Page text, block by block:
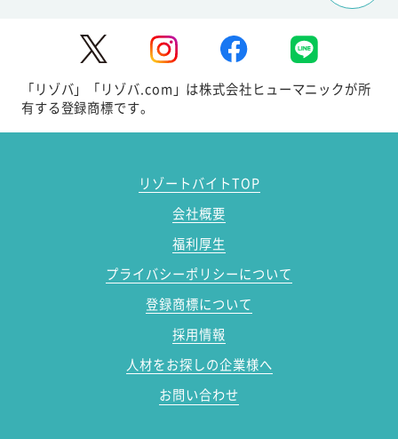
「リゾバ」「リゾバ.com」は株式会社ヒューマニックが所
有する登録商標です。
リゾートバイトTOP
会社概要
福利厚生
プライバシーポリシーについて
登録商標について
採用情報
人材をお探しの企業様へ
お問い合わせ